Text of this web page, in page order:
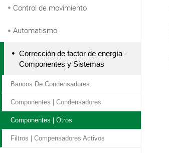
Control de movimiento
Automatismo
Corrección de factor de energía -
Componentes y Sistemas
Bancos De Condensadores
Componentes | Condensadores
Componentes | Otros
Filtros | Compensadores Activos